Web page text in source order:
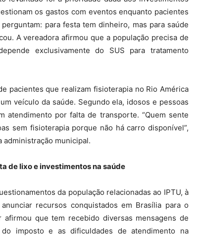
os gastos com eventos enquanto pacientes
para festa tem dinheiro, mas para saúde
A vereadora afirmou que a população precisa de
exclusivamente do SUS para tratamento
pacientes que realizam fisioterapia no Rio América
veículo da saúde. Segundo ela, idosos e pessoas
atendimento por falta de transporte. “Quem sente
sem fisioterapia porque não há carro disponível”,
municipal.
de lixo e investimentos na saúde
da população relacionadas ao IPTU, à
recursos conquistados em Brasília para o
afirmou que tem recebido diversas mensagens de
imposto e as dificuldades de atendimento na